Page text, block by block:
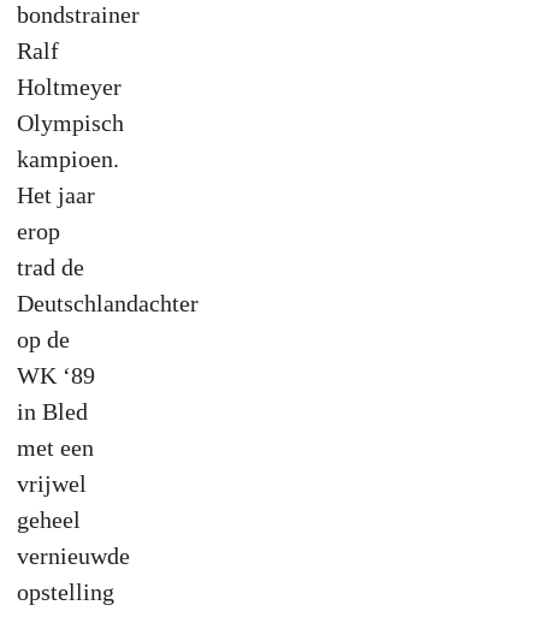
bondstrainer
Ralf
Holtmeyer
Olympisch
kampioen.
Het jaar
erop
trad de
Deutschlandachter
op de
WK ‘89
in Bled
met een
vrijwel
geheel
vernieuwde
opstelling